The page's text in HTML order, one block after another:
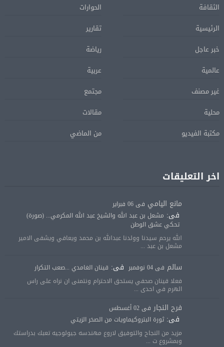
الثقافة
الحوارات
الرئيسية
تقارير
خبر عاجل
رياضة
عالمية
عربية
غير مصنف
مجتمع
محلية
مقالات
مكتبة الفيديو
من الماضي
اخر التعليقات
مانع اليامي فى 06 فبراير
فى: مشعل بن عبد الله والشيخ عبد الله المكرمي... (صورة)
تحكي عشق الوطن
الله يرحم سيدنا وولدنا عبدالله بن محمد ويعافي ويشفى الامير
مشعل بن عبد ...
سالم فى 04 نوفمبر فى: قينان الغامدي ...صعب التكرار
فعلا قينان صحفي يستحق الاحترام ونتمنى ان نراه على راس
الهرم في احدى ...
فرح النجار فى 02 أغسطس
فى:ثورة البتروكيماويات من الصخر الزيتي
مزيد من النجاح والتوفيق لاروع مهندسه جيولوجيه تعبك بدراستك
وبمشروع ت ...